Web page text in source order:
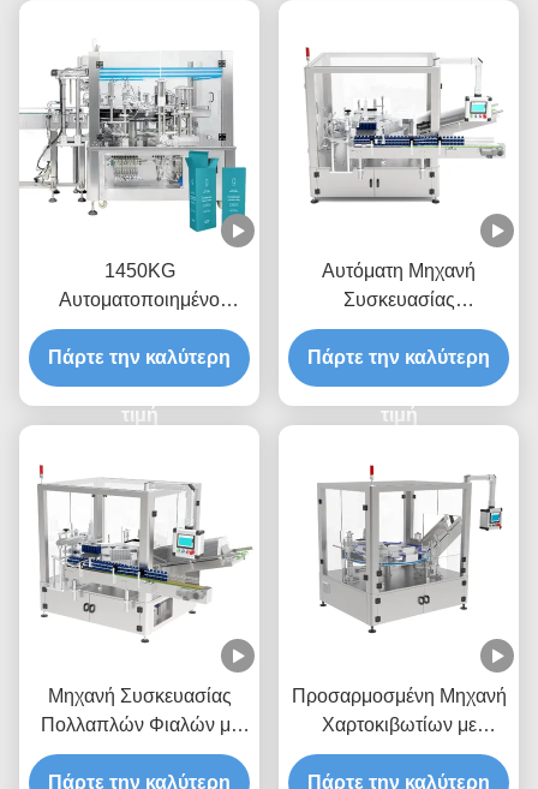
1450KG
Αυτοματοποιημένο
εξοπλισμό συσκευασίας
με οθόνη αφής Μέγεθος
συσκευασίας H15-60mm
Πάρτε την καλύτερη
τιμή
Αυτόματη Μηχανή
Συσκευασίας
Μπουκαλιών με Γρήγορη
Αλλαγή Πλακών
Μορφοποίησης και
Ακριβή Πλευρική Κίνηση
Ταχύτητας
Πάρτε την καλύτερη
τιμή
Μηχανή Συσκευασίας
Πολλαπλών Φιαλών με
Σφιγκτήρες Servo και
Εκτροπή Διπλής Σειράς
Πάρτε την καλύτερη
Προσαρμοσμένη Μηχανή
Χαρτοκιβωτίων με
Σχεδιασμό 8 Σταθμών και
Σύστημα Γρήγορης
Πάρτε την καλύτερη